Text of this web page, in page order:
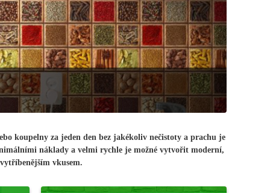
koupelny za jeden den bez jakékoliv nečistoty a prachu je
náklady a velmi rychle je možné vytvořit moderní,
vkusem.